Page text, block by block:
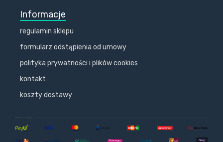
Informacje
regulamin sklepu
formularz odstąpienia od umowy
polityka prywatności i plików cookies
kontakt
koszty dostawy